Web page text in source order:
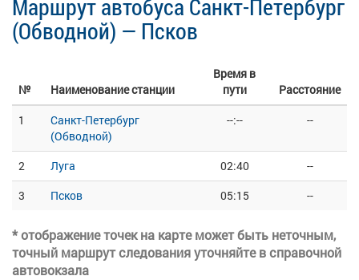
Маршрут автобуса Санкт-Петербург
(Обводной) — Псков
№ Наименование станции
Время в
пути
Расстояние
1
Санкт-Петербург
(Обводной)
--:-- --
2 Луга 02:40
--
3
Псков 05:15 --
* отображение точек на карте может быть неточным,
точный маршрут следования уточняйте в справочной
автовокзала